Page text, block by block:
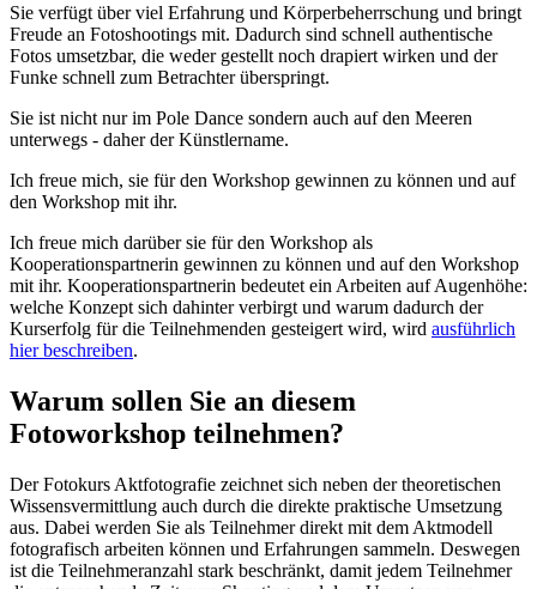
Sie verfügt über viel Erfahrung und Körperbeherrschung und bringt
Freude an Fotoshootings mit. Dadurch sind schnell authentische
Fotos umsetzbar, die weder gestellt noch drapiert wirken und der
Funke schnell zum Betrachter überspringt.
Sie ist nicht nur im Pole Dance sondern auch auf den Meeren
unterwegs - daher der Künstlername.
Ich freue mich, sie für den Workshop gewinnen zu können und auf
den Workshop mit ihr.
Ich freue mich darüber sie für den Workshop als
Kooperationspartnerin gewinnen zu können und auf den Workshop
mit ihr. Kooperationspartnerin bedeutet ein Arbeiten auf Augenhöhe:
welche Konzept sich dahinter verbirgt und warum dadurch der
Kurserfolg für die Teilnehmenden gesteigert wird, wird ausführlich
hier beschreiben.
Warum sollen Sie an diesem
Fotoworkshop teilnehmen?
Der Fotokurs Aktfotografie zeichnet sich neben der theoretischen
Wissensvermittlung auch durch die direkte praktische Umsetzung
aus. Dabei werden Sie als Teilnehmer direkt mit dem Aktmodell
fotografisch arbeiten können und Erfahrungen sammeln. Deswegen
ist die Teilnehmeranzahl stark beschränkt, damit jedem Teilnehmer